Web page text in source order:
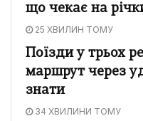
що чекає на
25 ХВИЛИН ТОМУ
Поїзди у трьох
маршрут через
знати
34 ХВИЛИНИ ТОМУ